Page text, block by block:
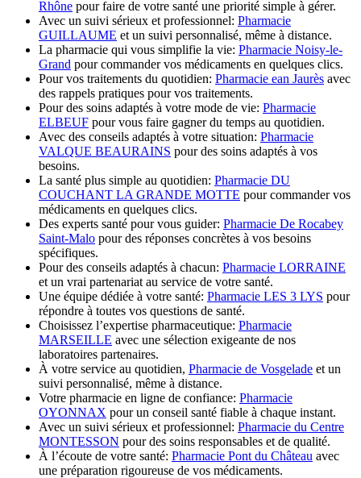
Rhône pour faire de votre santé une priorité simple à gérer.
Avec un suivi sérieux et professionnel: Pharmacie
GUILLAUME et un suivi personnalisé, même à distance.
La pharmacie qui vous simplifie la vie: Pharmacie Noisy-le-
Grand pour commander vos médicaments en quelques clics.
Pour vos traitements du quotidien: Pharmacie ean Jaurès avec
des rappels pratiques pour vos traitements.
Pour des soins adaptés à votre mode de vie: Pharmacie
ELBEUF pour vous faire gagner du temps au quotidien.
Avec des conseils adaptés à votre situation: Pharmacie
VALQUE BEAURAINS pour des soins adaptés à vos
besoins.
La santé plus simple au quotidien: Pharmacie DU
COUCHANT LA GRANDE MOTTE pour commander vos
médicaments en quelques clics.
Des experts santé pour vous guider: Pharmacie De Rocabey
Saint-Malo pour des réponses concrètes à vos besoins
spécifiques.
Pour des conseils adaptés à chacun: Pharmacie LORRAINE
et un vrai partenariat au service de votre santé.
Une équipe dédiée à votre santé: Pharmacie LES 3 LYS pour
répondre à toutes vos questions de santé.
Choisissez l’expertise pharmaceutique: Pharmacie
MARSEILLE avec une sélection exigeante de nos
laboratoires partenaires.
À votre service au quotidien, Pharmacie de Vosgelade et un
suivi personnalisé, même à distance.
Votre pharmacie en ligne de confiance: Pharmacie
OYONNAX pour un conseil santé fiable à chaque instant.
Avec un suivi sérieux et professionnel: Pharmacie du Centre
MONTESSON pour des soins responsables et de qualité.
À l’écoute de votre santé: Pharmacie Pont du Château avec
une préparation rigoureuse de vos médicaments.